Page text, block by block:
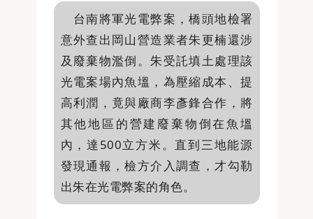
台南將軍光電弊案，橋頭地檢署
意外查出岡山營造業者朱更楠還涉
及廢棄物濫倒。朱受託填土處理該
光電案場內魚塭，為壓縮成本、提
高利潤，竟與廠商李彥鋒合作，將
其他地區的營建廢棄物倒在魚塭
內，達500立方米。直到三地能源
發現通報，檢方介入調查，才勾勒
出朱在光電弊案的角色。